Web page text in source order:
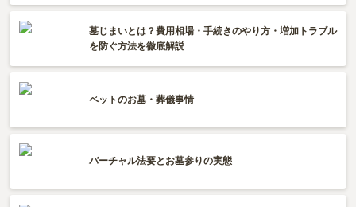
墓じまいとは？費用相場・手続きのやり方・増加トラブル
を防ぐ方法を徹底解説
ペットのお墓・葬儀事情
バーチャル法要とお墓参りの実態